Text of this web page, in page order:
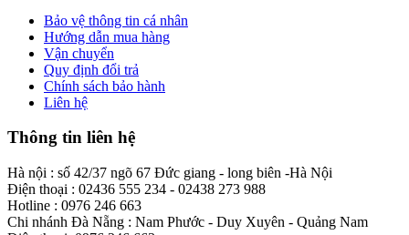
Bảo vệ thông tin cá nhân
Hướng dẫn mua hàng
Vận chuyển
Quy định đổi trả
Chính sách bảo hành
Liên hệ
Thông tin liên hệ
Hà nội : số 42/37 ngõ 67 Đức giang - long biên -Hà Nội
Điện thoại : 02436 555 234 - 02438 273 988
Hotline : 0976 246 663
Chi nhánh Đà Nẵng : Nam Phước - Duy Xuyên - Quảng Nam